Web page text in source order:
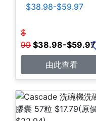
$38.98-$59.97
$
99 $38.98-$59.97
由此查看